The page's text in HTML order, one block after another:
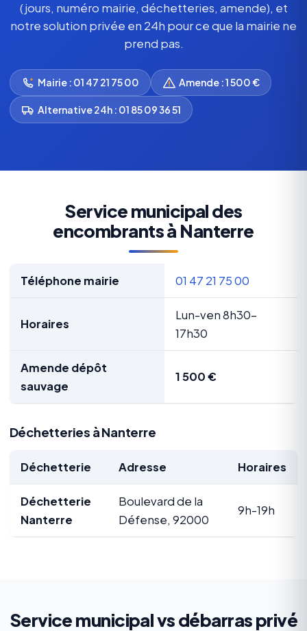
(jours, numéro mairie, déchetteries, amende), et
notre solution privée en 24h pour ce que la mairie ne
prend pas.
Mairie : 01 47 21 75 00 Amende : 1 500 €
Alternative 24h : 01 85 09 36 51
Service municipal des
encombrants à Nanterre
Téléphone mairie 01 47 21 75 00
Horaires
Lun-ven 8h30-
17h30
Amende dépôt
sauvage
1 500 €
Déchetteries à Nanterre
Déchetterie Adresse Horaires
Déchetterie
Nanterre
Boulevard de la
Défense, 92000
9h-19h
Service municipal vs débarras privé